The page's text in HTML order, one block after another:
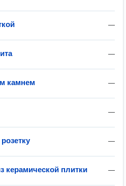
—
—
—
камнем
—
—
—
керамической плитки